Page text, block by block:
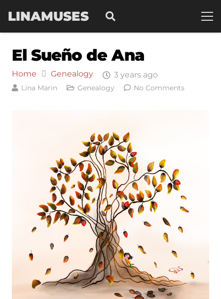
LINAMUSES
El Sueño de Ana
Home Genealogy 3 years ago
Lina Marin Genealogy No Comments